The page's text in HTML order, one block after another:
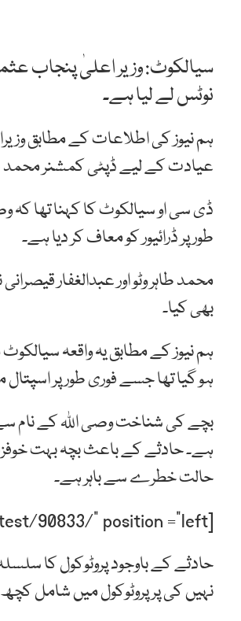
سیالکوٹ: وزیر اعلیٰ پنجاب
نوٹس لے لیا ہے۔
ہم نیوز کی اطلاعات کے مطابق
عیادت کے لیے ڈپٹی کمشنر محمد
ڈی سی او سیالکوٹ کا کہنا تھا کہ
طور پر ڈرائیور کو معاف کر دیا ہے۔
محمد طاہر وٹو اور عبدالغفار
بھی کیا۔
ہم نیوز کے مطابق یہ واقعہ
ہو گیا تھا جسے فوری طور پر اسپتال
بچے کی شناخت وصی اللہ کے نام
ہے۔ حادثے کے باعث بچہ بہت خوفزدہ
حالت خطرے سے باہر ہے۔
[post-relate link=”https://humnews.pk//latest/90833/” position =”left”]
حادثے کے باوجود پروٹوکول کا
نہیں کی پر پروٹوکول میں شامل